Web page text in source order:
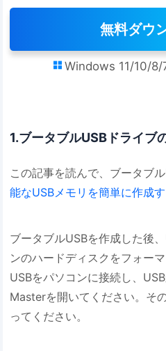
無料ダウ
 Windows 11/10/8/
1.ブータブルUSBドライブ
この記事を読んで、ブータブ
能なUSBメモリを簡単に作成
ブータブルUSBを作成した後
ンのハードディスクをフォー
USBをパソコンに接続し、
Masterを開いてください。そ
ってください。